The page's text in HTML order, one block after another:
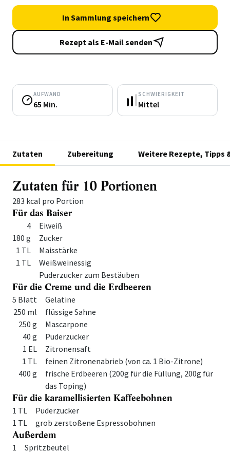
In Sammlung speichern
Rezept als E-Mail senden
AUFWAND
65 Min.
SCHWIERIGKEIT
Mittel
Zutaten Zubereitung Weitere Rezepte, Tipps
Zutaten für 10 Portionen
283 kcal pro Portion
Für das Baiser
Menge Zutat
4
Eiweiß
180 g
Zucker
1 TL
Maisstärke
1 TL
Weißweinessig
Puderzucker zum Bestäuben
Für die Creme und die Erdbeeren
MengeZutat
5 Blatt
Gelatine
250 ml
flüssige Sahne
250 g
Mascarpone
40 g
Puderzucker
1 EL
Zitronensaft
1 TL
feinen Zitronenabrieb (von ca. 1 Bio-Zitrone)
400 g
frische Erdbeeren (200g für die Füllung, 200g für
das Toping)
Für die karamellisierten Kaffeebohnen
Menge Zutat
1 TL
Puderzucker
1 TL
grob zerstoßene Espressobohnen
Außerdem
MengeZutat
1
Spritzbeutel